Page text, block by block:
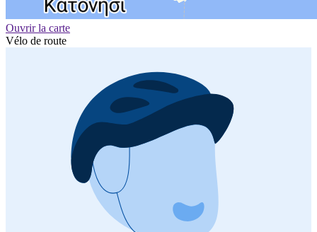
Ouvrir la carte
Vélo de route